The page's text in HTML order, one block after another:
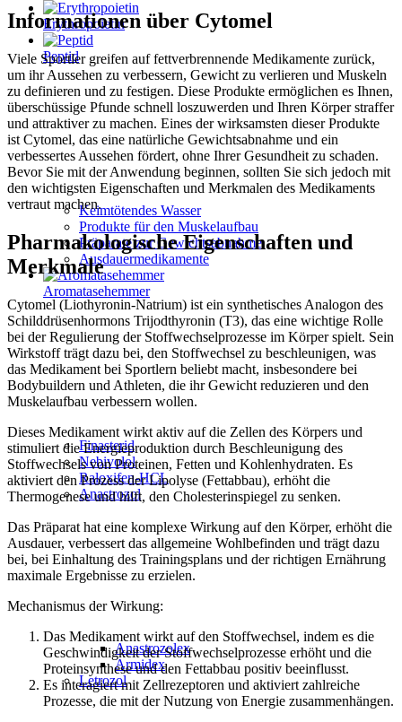
Erythropoietin
Peptid
Keimtötendes Wasser
Produkte für den Muskelaufbau
Präparate zur Gewichtsabnahme
Ausdauermedikamente
Aromatasehemmer
Finasterid
Nebivolol
Raloxifen-HCL
Anastrozol
Anastrozolex
Armidex
Letrozol
Informationen über Cytomel
Viele Sportler greifen auf fettverbrennende Medikamente zurück,
um ihr Aussehen zu verbessern, Gewicht zu verlieren und Muskeln
zu definieren und zu festigen. Diese Produkte ermöglichen es Ihnen,
überschüssige Pfunde schnell loszuwerden und Ihren Körper straffer
und attraktiver zu machen. Eines der wirksamsten dieser Produkte
ist Cytomel, das eine natürliche Gewichtsabnahme und ein
verbessertes Aussehen fördert, ohne Ihrer Gesundheit zu schaden.
Bevor Sie mit der Anwendung beginnen, sollten Sie sich jedoch mit
den wichtigsten Eigenschaften und Merkmalen des Medikaments
vertraut machen.
Pharmakologische Eigenschaften und
Merkmale
Cytomel (Liothyronin-Natrium) ist ein synthetisches Analogon des
Schilddrüsenhormons Trijodthyronin (T3), das eine wichtige Rolle
bei der Regulierung der Stoffwechselprozesse im Körper spielt. Sein
Wirkstoff trägt dazu bei, den Stoffwechsel zu beschleunigen, was
das Medikament bei Sportlern beliebt macht, insbesondere bei
Bodybuildern und Athleten, die ihr Gewicht reduzieren und den
Muskelaufbau verbessern wollen.
Dieses Medikament wirkt aktiv auf die Zellen des Körpers und
stimuliert die Energieproduktion durch Beschleunigung des
Stoffwechsels von Proteinen, Fetten und Kohlenhydraten. Es
aktiviert den Prozess der Lipolyse (Fettabbau), erhöht die
Thermogenese und hilft, den Cholesterinspiegel zu senken.
Das Präparat hat eine komplexe Wirkung auf den Körper, erhöht die
Ausdauer, verbessert das allgemeine Wohlbefinden und trägt dazu
bei, bei Einhaltung des Trainingsplans und der richtigen Ernährung
maximale Ergebnisse zu erzielen.
Mechanismus der Wirkung:
Das Medikament wirkt auf den Stoffwechsel, indem es die
Geschwindigkeit der Stoffwechselprozesse erhöht und die
Proteinsynthese und den Fettabbau positiv beeinflusst.
Es interagiert mit Zellrezeptoren und aktiviert zahlreiche
Prozesse, die mit der Nutzung von Energie zusammenhängen.